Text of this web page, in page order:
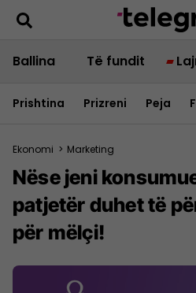
Ballina Të fundit
Prishtina Prizreni Peja
Ekonomi > Marketing
Nëse jeni
patjetër duhet të
për mëlçi!